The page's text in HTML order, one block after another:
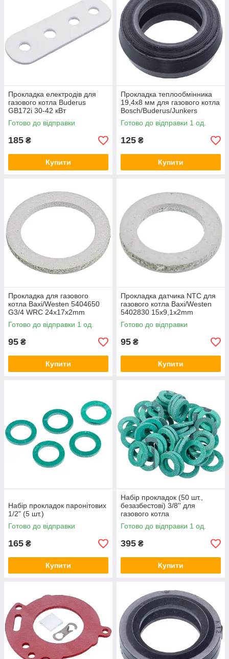
Прокладка електродів для
газового котла Buderus
GB172i 30-42 кВт
8737708824
Готово до відправки
185 ₴
Купити
Прокладка теплообмінника
19,4x8 мм для газового котла
Bosch/Buderus/Junkers
87167713250
Готово до відправки 1 од.
125 ₴
Купити
Прокладка для газового
котла Baxi/Westen 5404650
G3/4 WRC 24x17x2mm
(паронітова)
Готово до відправки 1 од.
95 ₴
Купити
Прокладка датчика NTC для
газового котла Baxi/Westen
5402830 15x9,1x2mm
(паронітова)
Готово до відправки
95 ₴
Купити
Набір прокладок паронітових
1/2" (5 шт.)
Готово до відправки
165 ₴
Купити
Набір прокладок (50 шт.,
безазбестові) 3/8'' для
газового котла
Готово до відправки 1 од.
395 ₴
Купити